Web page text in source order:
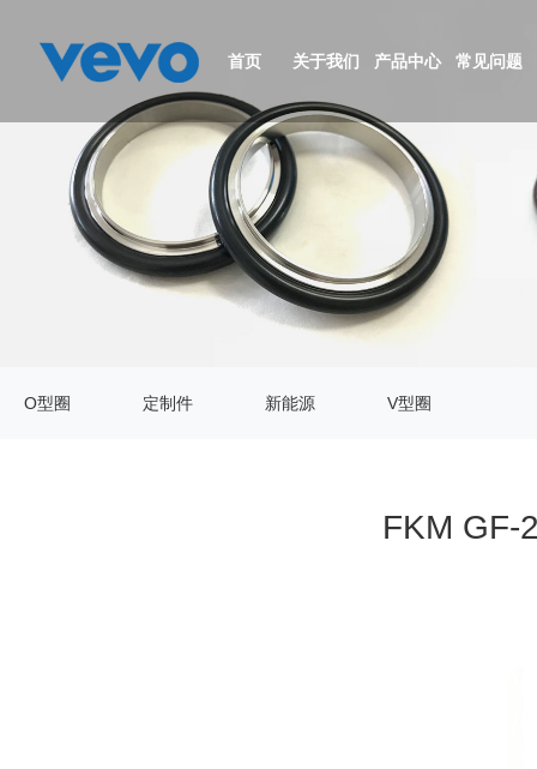
首页 关于我们
公司简介
资质证书
生产设备
产品中心
O型圈
定制件
新能源
常见问题
O型圈 定制件 新能源 V型圈
FKM GF-